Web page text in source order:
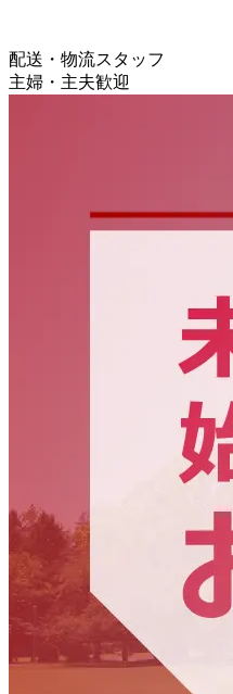
配送・物流スタッフ
主婦・主夫歓迎